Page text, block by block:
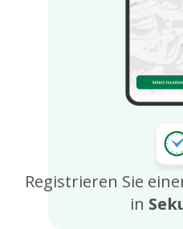
Registrieren Sie
in